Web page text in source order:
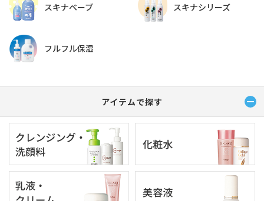
スキナベーブ スキナシリーズ
フルフル保湿
アイテムで探す